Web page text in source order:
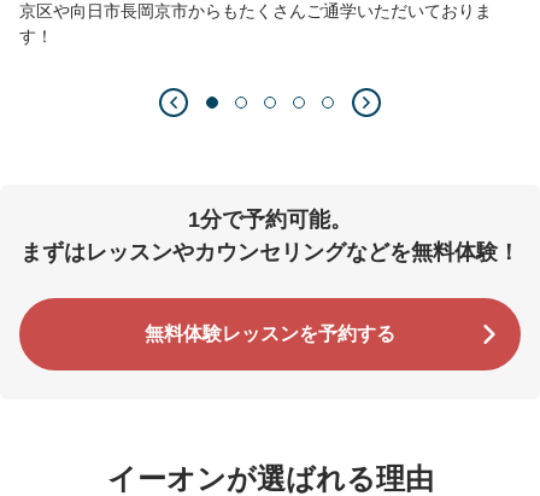
京区や向日市長岡京市からもたくさんご通学いただいておりま
す！
1分で予約可能。
まずはレッスンやカウンセリングなどを無料体験！
無料体験レッスンを予約する
イーオンが選ばれる理由